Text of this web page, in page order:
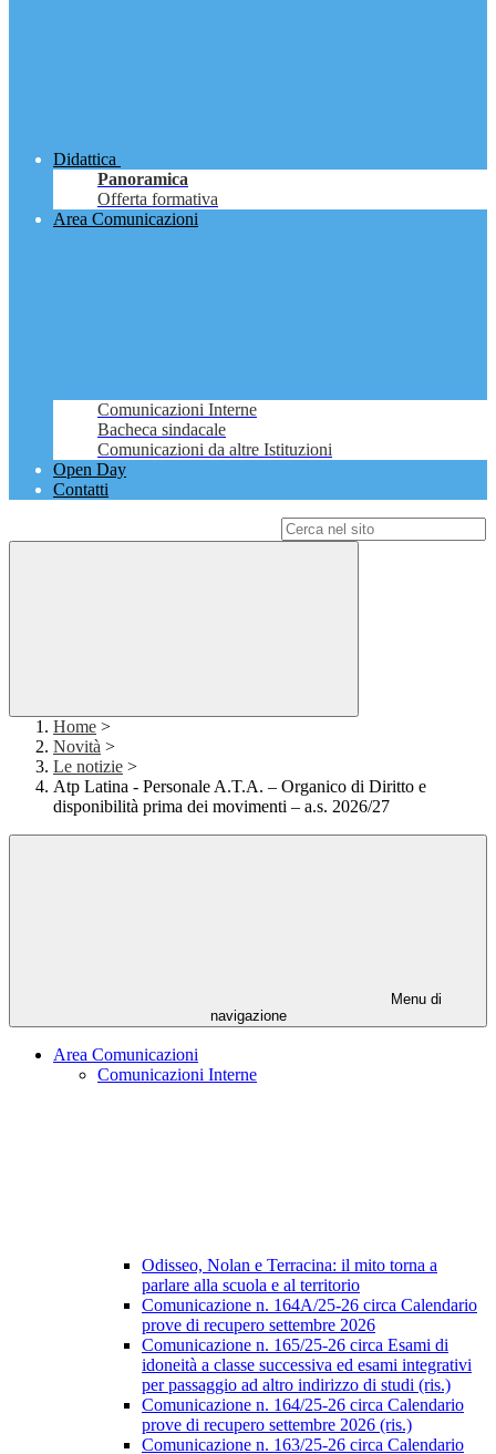
Didattica
Panoramica
Offerta formativa
Area Comunicazioni
Comunicazioni Interne
Bacheca sindacale
Comunicazioni da altre Istituzioni
Open Day
Contatti
Home >
Novità >
Le notizie >
Atp Latina - Personale A.T.A. – Organico di Diritto e
disponibilità prima dei movimenti – a.s. 2026/27
Menu di
navigazione
Area Comunicazioni
Comunicazioni Interne
Odisseo, Nolan e Terracina: il mito torna a
parlare alla scuola e al territorio
Comunicazione n. 164A/25-26 circa Calendario
prove di recupero settembre 2026
Comunicazione n. 165/25-26 circa Esami di
idoneità a classe successiva ed esami integrativi
per passaggio ad altro indirizzo di studi (ris.)
Comunicazione n. 164/25-26 circa Calendario
prove di recupero settembre 2026 (ris.)
Comunicazione n. 163/25-26 circa Calendario